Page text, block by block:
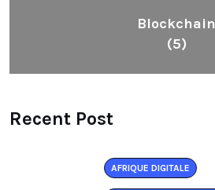
Blockchain
(5)
Recent Post
AFRIQUE DIGITALE